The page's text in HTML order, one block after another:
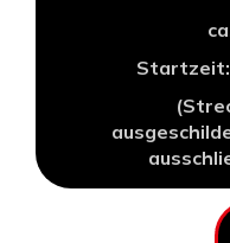
Startzeit:
(